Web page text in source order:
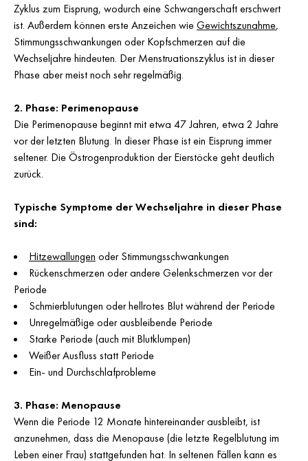
Zyklus zum Eisprung, wodurch eine Schwangerschaft erschwert
ist. Außerdem können erste Anzeichen wieGewichtszunahme,
Stimmungsschwankungen oder Kopfschmerzen auf die
Wechseljahre hindeuten. Der Menstruationszyklus ist in dieser
Phase aber meist noch sehr regelmäßig.
2. Phase: Perimenopause
Die Perimenopause beginnt mit etwa 47 Jahren, etwa 2 Jahre
vor der letzten Blutung. In dieser Phase ist ein Eisprung immer
seltener. Die Östrogenproduktion der Eierstöcke geht deutlich
zurück.
Typische Symptome der Wechseljahre in dieser Phase
sind:
Hitzewallungen oder Stimmungsschwankungen
Rückenschmerzen oder andere Gelenkschmerzen vor der
Periode
Schmierblutungen oder hellrotes Blut während der Periode
Unregelmäßige oder ausbleibende Periode
Starke Periode (auch mit Blutklumpen)
Weißer Ausfluss statt Periode
Ein- und Durchschlafprobleme
3. Phase: Menopause
Wenn die Periode 12 Monate hintereinander ausbleibt, ist
anzunehmen, dass die Menopause (die letzte Regelblutung im
Leben einer Frau) stattgefunden hat. In seltenen Fällen kann es